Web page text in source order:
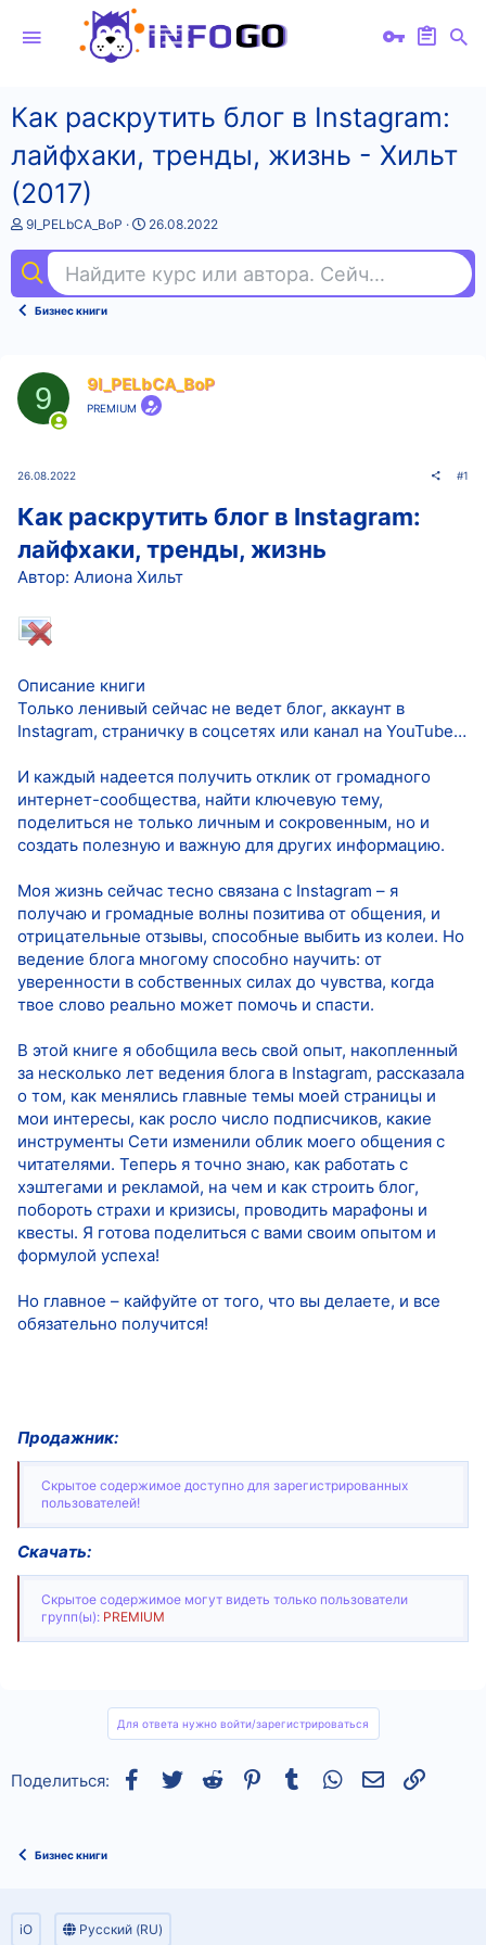
Как раскрутить блог в Instagram:
лайфхаки, тренды, жизнь - Хильт
(2017)
А
т
о
т
9I_PELbCA_BoP
Д
а
н
а
26.08.2022
Найдите курс или автора. Сейчас ищут
Бизнес книги
9 9I_PELbCA_BoP
PREMIUM
26.08.2022 #1
Как раскрутить блог в Instagram:
лайфхаки, тренды, жизнь
Автор: Алиона Хильт
Описание книги
Только ленивый сейчас не ведет блог, аккаунт в
Instagram, страничку в соцсетях или канал на YouTube…
И каждый надеется получить отклик от громадного
интернет-сообщества, найти ключевую тему,
поделиться не только личным и сокровенным, но и
создать полезную и важную для других информацию.
Моя жизнь сейчас тесно связана с Instagram – я
получаю и громадные волны позитива от общения, и
отрицательные отзывы, способные выбить из колеи. Но
ведение блога многому способно научить: от
уверенности в собственных силах до чувства, когда
твое слово реально может помочь и спасти.
В этой книге я обобщила весь свой опыт, накопленный
за несколько лет ведения блога в Instagram, рассказала
о том, как менялись главные темы моей страницы и
мои интересы, как росло число подписчиков, какие
инструменты Сети изменили облик моего общения с
читателями. Теперь я точно знаю, как работать с
хэштегами и рекламой, на чем и как строить блог,
побороть страхи и кризисы, проводить марафоны и
квесты. Я готова поделиться с вами своим опытом и
формулой успеха!
Но главное – кайфуйте от того, что вы делаете, и все
обязательно получится!
Продажник:
Скрытое содержимое доступно для зарегистрированных
пользователей!
Скачать:
Скрытое содержимое могут видеть только пользователи
групп(ы): PREMIUM
Для ответа нужно войти/зарегистрироваться
Поделиться: Facebook
TwitterReddit Pinterest
Tumblr WhatsAppСсылка
Бизнес книги
iO Русский (RU)